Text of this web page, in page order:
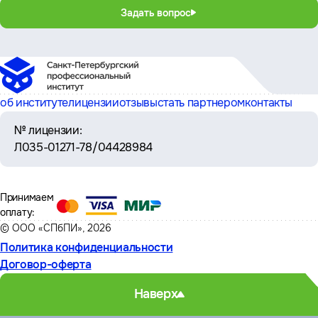
Задать вопрос
об институтелицензииотзывыстать партнеромконтакты
№ лицензии:
Л035-01271-78/04428984
© ООО «СПбПИ», 2026
Политика конфиденциальности
Договор-оферта
Принимаем
оплату:
Наверх